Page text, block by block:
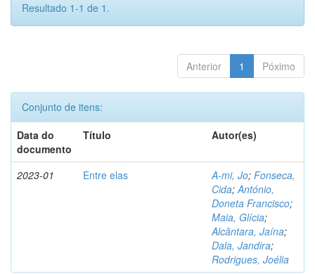
Resultado 1-1 de 1.
Anterior 1 Póximo
Conjunto de itens:
Data do
documento
Título Autor(es)
2023-01 Entre elas A-mi, Jo; Fonseca,
Cida;António,
Doneta Francisco;
Maia, Glícia;
Alcântara, Jaína;
Dala, Jandira;
Rodrigues, Joélia